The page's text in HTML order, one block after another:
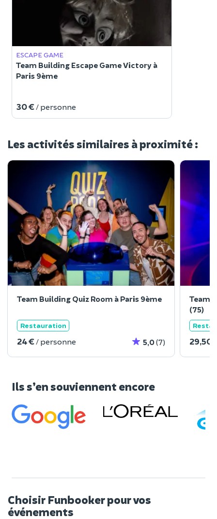
ESCAPE GAME
Team Building Escape Game Victory à
Paris 9ème
30 € / personne
Les activités similaires à proximité :
Team Building Quiz Room à Paris 9ème
Restauration
24 € / personne 5,0(7)
Team
(75)
29,50
Ils s’en souviennent encore
Choisir Funbooker pour vos
événements